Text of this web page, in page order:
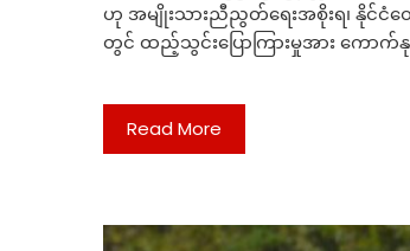
ဟု အမျိုးသားညီညွတ်ရေးအစိုးရ၊ နိုင်ငံတ
တွင် ထည့်သွင်းပြောကြားမှုအား ကောက်နု
Read More